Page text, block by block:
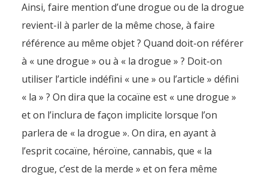
Ainsi, faire mention d’une drogue ou de la drogue
revient-il à parler de la même chose, à faire
référence au même objet ? Quand doit-on référer
à « une drogue » ou à « la drogue » ? Doit-on
utiliser l’article indéfini « une » ou l’article » défini
« la » ? On dira que la cocaïne est « une drogue »
et on l’inclura de façon implicite lorsque l’on
parlera de « la drogue ». On dira, en ayant à
l’esprit cocaïne, héroïne, cannabis, que « la
drogue, c’est de la merde » et on fera même